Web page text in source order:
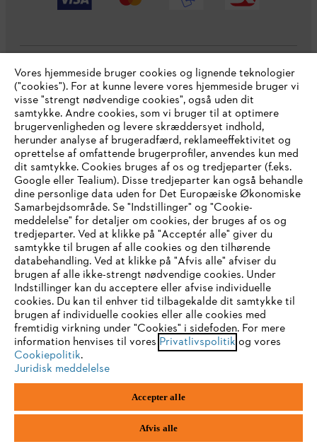
Virksomheden
STIHL FAQ
Service
Generelle vilkår og betingelser Privatlivspolitik
Juridisk meddelelse Cookies
Juridisk information
1st floor
IHR BROWSER WIRD NICHT
UNTERSTÜTZT
Sie nutzen einen Browser, den wir noch nicht unterstützen. Für
eine optimale Nutzung unserer Seite empfehlen wir Ihnen, zu
einem der folgenden Browser zu wechseln:
Firefox Chrome
Vores hjemmeside bruger cookies og lignende teknologier
("cookies"). For at kunne levere vores hjemmeside bruger vi
visse "strengt nødvendige cookies", også uden dit
samtykke. Andre cookies, som vi bruger til at optimere
brugervenligheden og levere skræddersyet indhold,
herunder analyse af brugeradfærd, reklameeffektivitet og
oprettelse af omfattende brugerprofiler, anvendes kun med
dit samtykke. Cookies bruges af os og tredjeparter (f.eks.
Google eller Tealium). Disse tredjeparter kan også behandle
dine personlige data uden for Det Europæiske Økonomiske
Samarbejdsområde. Se "Indstillinger" og "Cookie-
meddelelse" for detaljer om cookies, der bruges af os og
tredjeparter. Ved at klikke på "Acceptér alle" giver du
samtykke til brugen af alle cookies og den tilhørende
databehandling. Ved at klikke på "Afvis alle" afviser du
brugen af alle ikke-strengt nødvendige cookies. Under
Indstillinger kan du acceptere eller afvise individuelle
cookies. Du kan til enhver tid tilbagekalde dit samtykke til
brugen af individuelle cookies eller alle cookies med
fremtidig virkning under "Cookies" i sidefoden. For mere
information henvises til vores Privatlivspolitik og vores
Cookiepolitik.
Juridisk meddelelse
Accepter alle
Afvis alle